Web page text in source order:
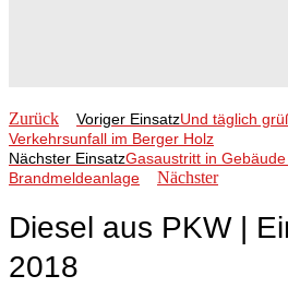
Zurück Voriger EinsatzUnd täglich
Verkehrsunfall im Berger Holz
Nächster EinsatzGasaustritt in
Brandmeldeanlage
Nächster
Diesel aus PKW |
2018